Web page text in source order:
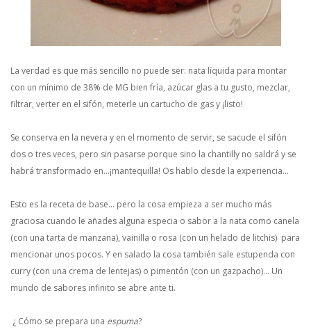
La verdad es que más sencillo no puede ser: nata líquida para montar
con un mínimo de 38% de MG bien fría, azúcar glas a tu gusto, mezclar,
filtrar, verter en el sifón, meterle un cartucho de gas y ¡listo!
Se conserva en la nevera y en el momento de servir, se sacude el sifón
dos o tres veces, pero sin pasarse porque sino la chantilly no saldrá y se
habrá transformado en…¡mantequilla! Os hablo desde la experiencia…
Esto es la receta de base… pero la cosa empieza a ser mucho más
graciosa cuando le añades alguna especia o sabor a la nata como canela
(con una tarta de manzana), vainilla o rosa (con un helado de litchis) para
mencionar unos pocos. Y en salado la cosa también sale estupenda con
curry (con una crema de lentejas) o pimentón (con un gazpacho)… Un
mundo de sabores infinito se abre ante ti.
¿ Cómo se prepara una espuma?